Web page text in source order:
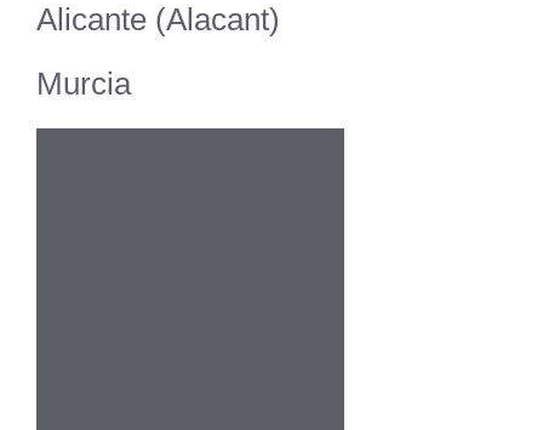
Alicante (Alacant)
Murcia